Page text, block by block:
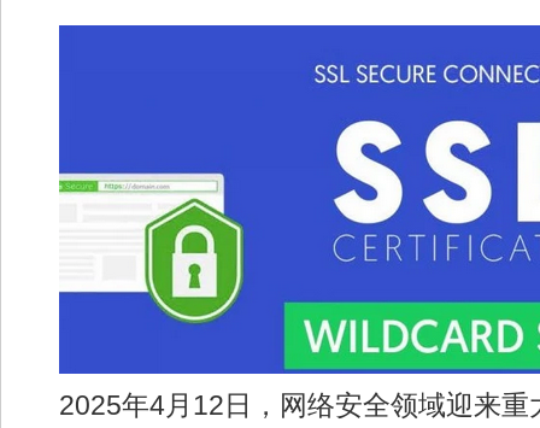
2025年4月12日，网络安全领域迎来重